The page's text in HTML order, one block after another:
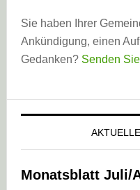
Sie haben Ihrer
Ankündigung, einen
Gedanken? Senden
Monatsblatt Juli/